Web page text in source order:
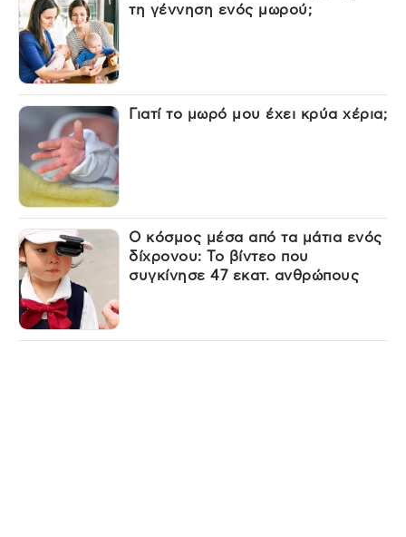
τη γέννηση ενός μωρού;
Γιατί το μωρό μου έχει κρύα χέρια;
Ο κόσμος μέσα από τα μάτια ενός
δίχρονου: Το βίντεο που
συγκίνησε 47 εκατ. ανθρώπους